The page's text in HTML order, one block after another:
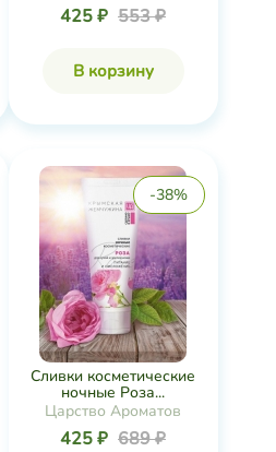
425 ₽ 553 ₽
В корзину
-38%
Сливки косметические
ночные Роза...
Царство Ароматов
425 ₽ 689 ₽